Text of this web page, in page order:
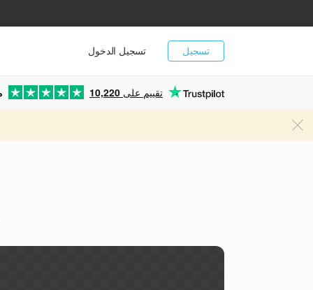
تسجيل تسجيل الدخول
10,220 تقييم على